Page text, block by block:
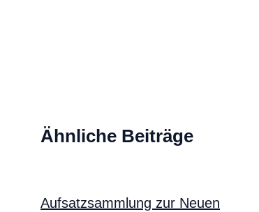
Ähnliche Beiträge
Aufsatzsammlung zur Neuen